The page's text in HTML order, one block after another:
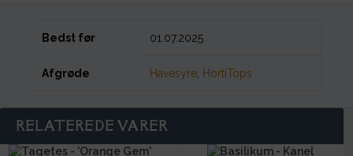
Bedst før 01.07.2025
Afgrøde Havesyre, HortiTops
RELATEREDE VARER